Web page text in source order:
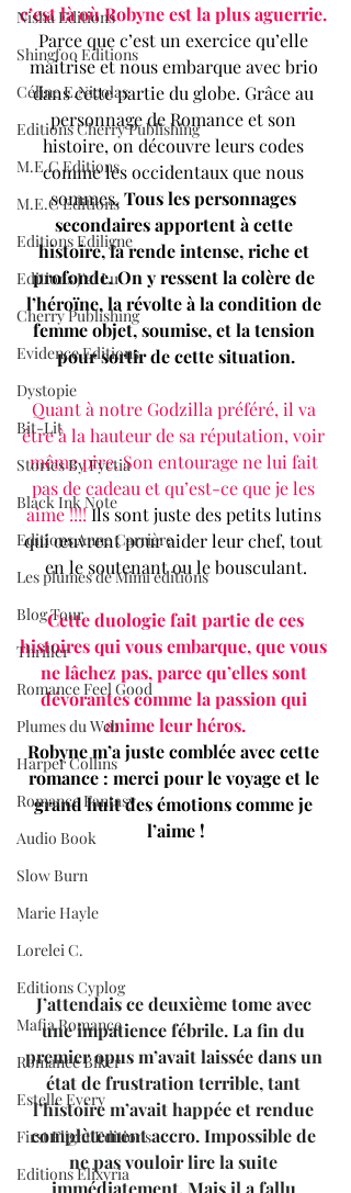
Nisha Editions
Shingfoo Editions
Céline E.Nicolas
Editions Cherry Publishing
M.E.C Editions
M.E.C Editions
Editions Ediligne
Editions J'ai Lu
Cherry Publishing
Evidence Editions
Dystopie
Bit-Lit
Stories By Fyctia
Black Ink Note
Editions Anne Carrière
Les plumes de Mimi éditions
Blog Tour
Thriller
Romance Feel Good
Plumes du Web
Harper Collins
Romance Fantasy
Audio Book
Slow Burn
Marie Hayle
Lorelei C.
Editions Cyplog
Mafia Romance
Romance Biker
Estelle Every
First Flight Editions
Editions Elixyria
c’est là où Robyne est la plus aguerrie.
Parce que c’est un exercice qu’elle
maitrise et nous embarque avec brio
dans cette partie du globe. Grâce au
personnage de Romance et son
histoire, on découvre leurs codes
comme les occidentaux que nous
sommes. Tous les personnages
secondaires apportent à cette
histoire, la rende intense, riche et
profonde. On y ressent la colère de
l’héroïne, la révolte à la condition de
femme objet, soumise, et la tension
pour sortir de cette situation.
Quant à notre Godzilla préféré, il va
être à la hauteur de sa réputation, voir
même pire. Son entourage ne lui fait
pas de cadeau et qu’est-ce que je les
aime !!!! Ils sont juste des petits lutins
qui œuvrent pour aider leur chef, tout
en le soutenant ou le bousculant.
Cette duologie fait partie de ces
histoires qui vous embarque, que vous
ne lâchez pas, parce qu’elles sont
dévorantes comme la passion qui
anime leur héros.
Robyne m’a juste comblée avec cette
romance : merci pour le voyage et le
grand huit des émotions comme je
l’aime !
J’attendais ce deuxième tome avec
une impatience fébrile. La fin du
premier opus m’avait laissée dans un
état de frustration terrible, tant
l’histoire m’avait happée et rendue
complètement accro. Impossible de
ne pas vouloir lire la suite
immédiatement. Mais il a fallu